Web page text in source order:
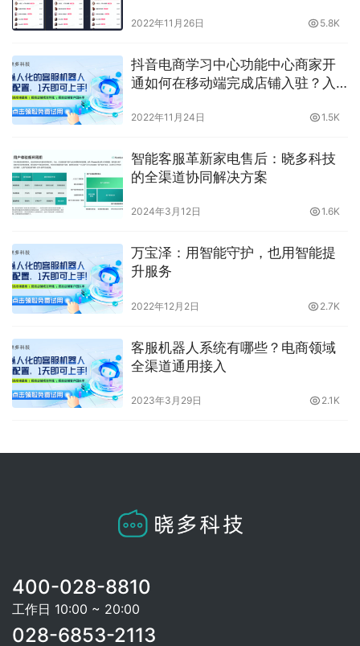
了解多少？晓多告诉你
2022年11月26日 5.8K
抖音电商学习中心功能中心商家开
通如何在移动端完成店铺入驻？入
2022年11月24日 1.5K
智能客服革新家电售后：晓多科技
的全渠道协同解决方案
2024年3月12日 1.6K
万宝泽：用智能守护，也用智能提
升服务
2022年12月2日 2.7K
客服机器人系统有哪些？电商领域
全渠道通用接入
2023年3月29日 2.1K
400-028-8810
工作日 10:00 ~ 20:00
028-6853-2113